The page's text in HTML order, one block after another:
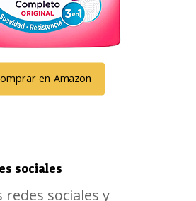
en Amazon
sociales
sociales y